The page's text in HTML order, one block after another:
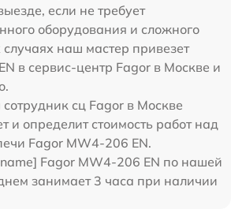
если не требует
оборудования и сложного
наш мастер привезет
в сервис-центр Fagor в Москве и
сц Fagor в Москве
и определит стоимость работ над
Fagor MW4-206 EN.
Fagor MW4-206 EN по нашей
занимает 3 часа при наличии